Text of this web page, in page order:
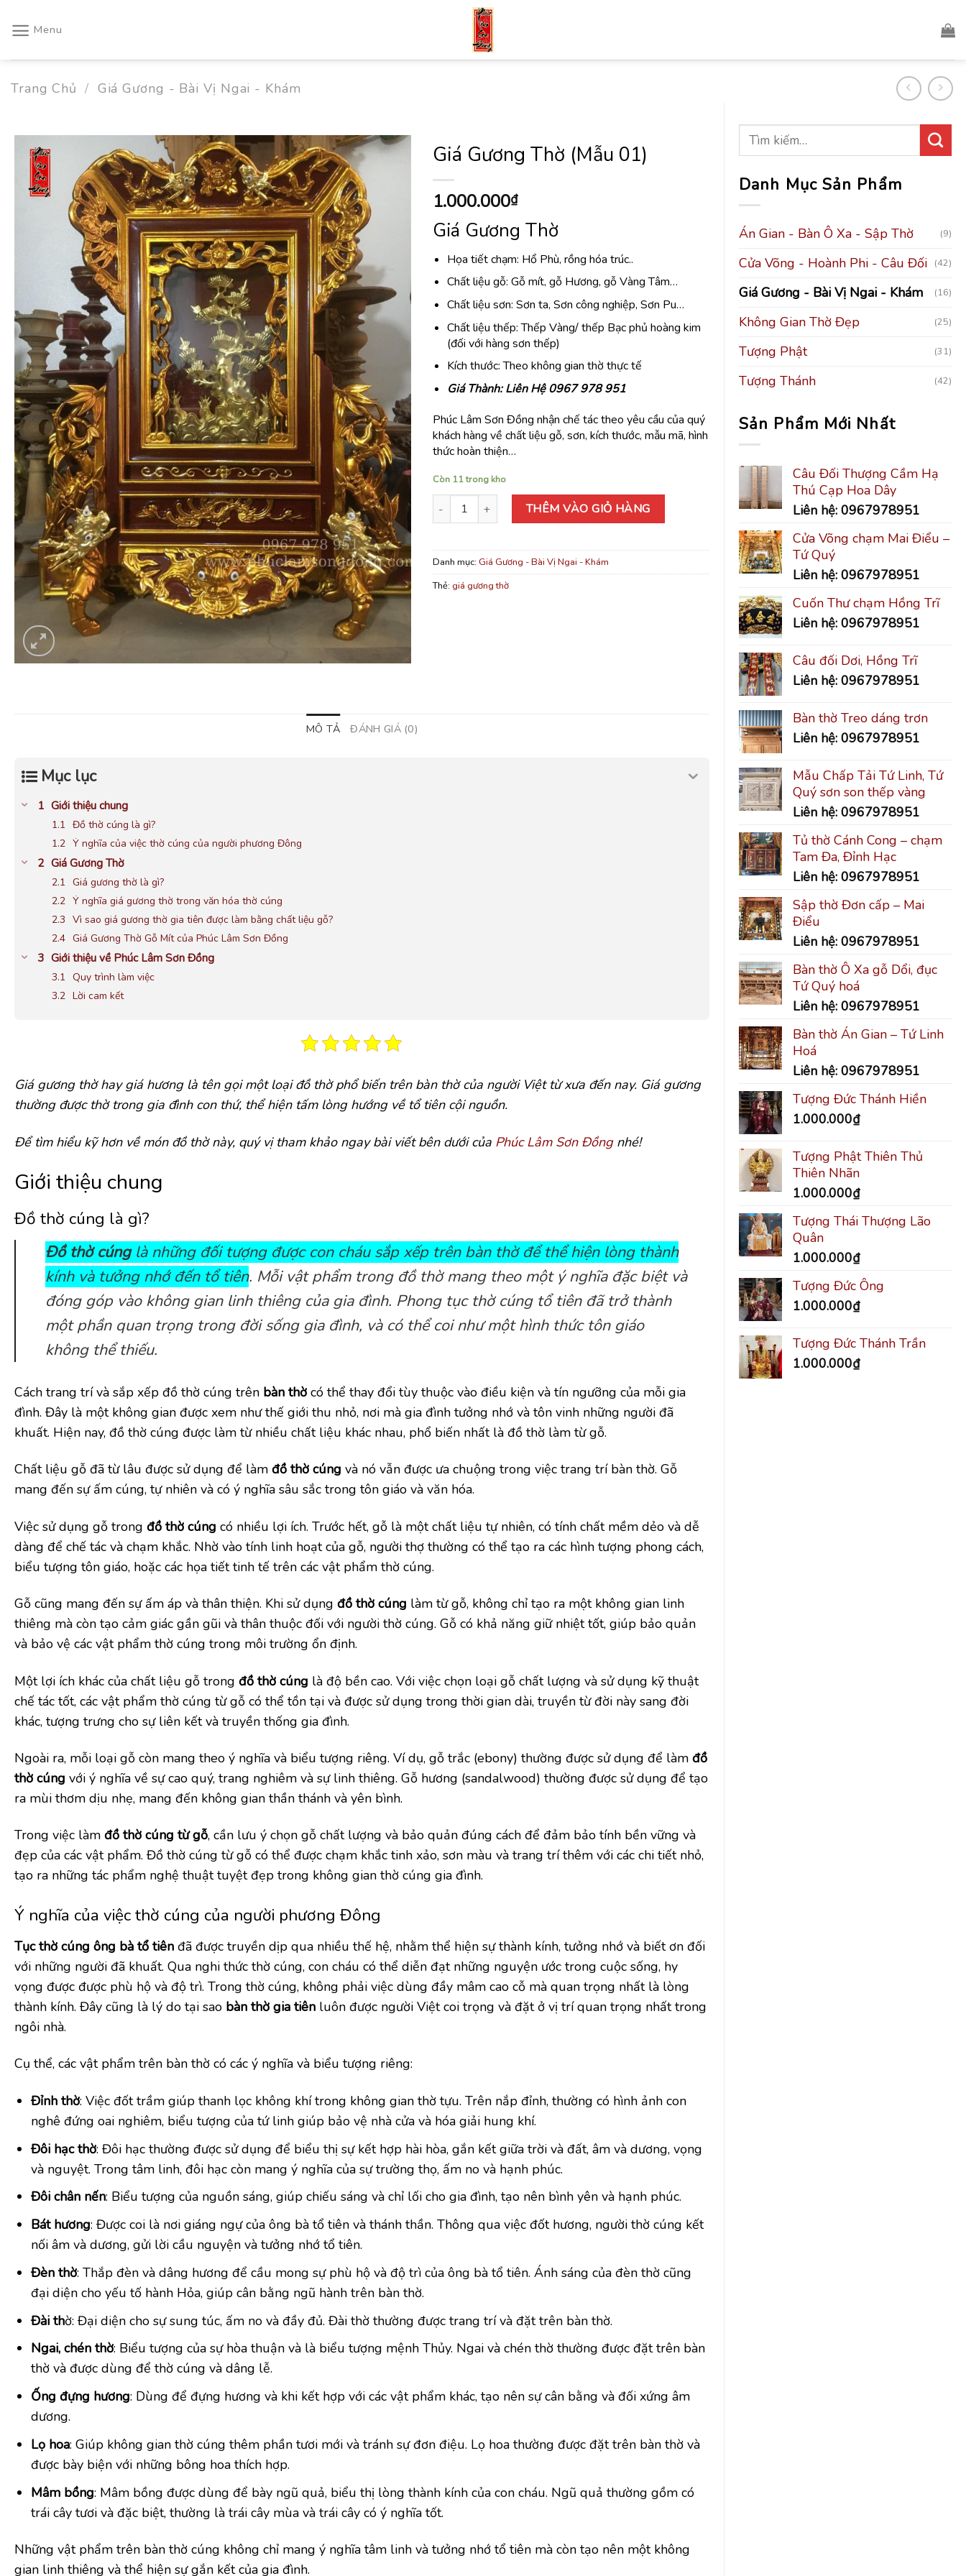
Menu
Trang Chủ / Giá Gương - Bài Vị Ngai - Khám
Danh Mục Sản Phẩm
Án Gian - Bàn Ô Xa - Sập Thờ (9)
Cửa Võng - Hoành Phi - Câu Đối (42)
Giá Gương - Bài Vị Ngai - Khám (16)
Không Gian Thờ Đẹp (25)
Tượng Phật (31)
Tượng Thánh (42)
Sản Phẩm Mới Nhất
Câu Đối Thượng Cầm Hạ
Thú Cạp Hoa Dây
Liên hệ: 0967978951
Cửa Võng chạm Mai Điểu –
Tứ Quý
Liên hệ: 0967978951
Cuốn Thư chạm Hồng Trĩ
Liên hệ: 0967978951
Câu đối Dơi, Hồng Trĩ
Liên hệ: 0967978951
Bàn thờ Treo dáng trơn
Liên hệ: 0967978951
Mẫu Chấp Tải Tứ Linh, Tứ
Quý sơn son thếp vàng
Liên hệ: 0967978951
Tủ thờ Cánh Cong – chạm
Tam Đa, Đỉnh Hạc
Liên hệ: 0967978951
Sập thờ Đơn cấp – Mai
Điểu
Liên hệ: 0967978951
Bàn thờ Ô Xa gỗ Dổi, đục
Tứ Quý hoá
Liên hệ: 0967978951
Bàn thờ Án Gian – Tứ Linh
Hoá
Liên hệ: 0967978951
Tượng Đức Thánh Hiền
1.000.000₫
Tượng Phật Thiên Thủ
Thiên Nhãn
1.000.000₫
Tượng Thái Thượng Lão
Quân
1.000.000₫
Tượng Đức Ông
1.000.000₫
Tượng Đức Thánh Trần
1.000.000₫
Giá Gương Thờ (Mẫu 01)
1.000.000₫
Giá Gương Thờ
Họa tiết chạm: Hổ Phù, rồng hóa trúc..
Chất liệu gỗ: Gỗ mít, gỗ Hương, gỗ Vàng Tâm…
Chất liệu sơn: Sơn ta, Sơn công nghiệp, Sơn Pu…
Chất liệu thếp: Thếp Vàng/ thếp Bạc phủ hoàng kim
(đối với hàng sơn thếp)
Kích thước: Theo không gian thờ thực tế
Giá Thành: Liên Hệ 0967 978 951
Phúc Lâm Sơn Đồng nhận chế tác theo yêu cầu của quý
khách hàng về chất liệu gỗ, sơn, kích thước, mẫu mã, hình
thức hoàn thiện…
Còn 11 trong kho
Giá Gương Thờ (Mẫu 01) số lượngTHÊM VÀO GIỎ HÀNG
Danh mục: Giá Gương - Bài Vị Ngai - Khám
Thẻ: giá gương thờ
MÔ TẢ ĐÁNH GIÁ (0)
Mục lục
Giới thiệu chung
Đồ thờ cúng là gì?
Ý nghĩa của việc thờ cúng của người phương Đông
Giá Gương Thờ
Giá gương thờ là gì?
Ý nghĩa giá gương thờ trong văn hóa thờ cúng
Vì sao giá gương thờ gia tiên được làm bằng chất liệu gỗ?
Giá Gương Thờ Gỗ Mít của Phúc Lâm Sơn Đồng
Giới thiệu về Phúc Lâm Sơn Đồng
Quy trình làm việc
Lời cam kết
Giá gương thờ hay giá hương là tên gọi một loại đồ thờ phổ biến trên bàn thờ của người Việt từ xưa đến nay. Giá gương
thường được thờ trong gia đình con thứ, thể hiện tấm lòng hướng về tổ tiên cội nguồn.
Để tìm hiểu kỹ hơn về món đồ thờ này, quý vị tham khảo ngay bài viết bên dưới của Phúc Lâm Sơn Đồngnhé!
Giới thiệu chung
Đồ thờ cúng là gì?
Đồ thờ cúnglà những đối tượng được con cháu sắp xếp trên bàn thờ để thể hiện lòng thành
kính và tưởng nhớ đến tổ tiên. Mỗi vật phẩm trong đồ thờ mang theo một ý nghĩa đặc biệt và
đóng góp vào không gian linh thiêng của gia đình. Phong tục thờ cúng tổ tiên đã trở thành
một phần quan trọng trong đời sống gia đình, và có thể coi như một hình thức tôn giáo
không thể thiếu.
Cách trang trí và sắp xếp đồ thờ cúng trên bàn thờ có thể thay đổi tùy thuộc vào điều kiện và tín ngưỡng của mỗi gia
đình. Đây là một không gian được xem như thế giới thu nhỏ, nơi mà gia đình tưởng nhớ và tôn vinh những người đã
khuất. Hiện nay, đồ thờ cúng được làm từ nhiều chất liệu khác nhau, phổ biến nhất là đồ thờ làm từ gỗ.
Chất liệu gỗ đã từ lâu được sử dụng để làm đồ thờ cúng và nó vẫn được ưa chuộng trong việc trang trí bàn thờ. Gỗ
mang đến sự ấm cúng, tự nhiên và có ý nghĩa sâu sắc trong tôn giáo và văn hóa.
Việc sử dụng gỗ trong đồ thờ cúng có nhiều lợi ích. Trước hết, gỗ là một chất liệu tự nhiên, có tính chất mềm dẻo và dễ
dàng để chế tác và chạm khắc. Nhờ vào tính linh hoạt của gỗ, người thợ thường có thể tạo ra các hình tượng phong cách,
biểu tượng tôn giáo, hoặc các họa tiết tinh tế trên các vật phẩm thờ cúng.
Gỗ cũng mang đến sự ấm áp và thân thiện. Khi sử dụng đồ thờ cúng làm từ gỗ, không chỉ tạo ra một không gian linh
thiêng mà còn tạo cảm giác gần gũi và thân thuộc đối với người thờ cúng. Gỗ có khả năng giữ nhiệt tốt, giúp bảo quản
và bảo vệ các vật phẩm thờ cúng trong môi trường ổn định.
Một lợi ích khác của chất liệu gỗ trong đồ thờ cúng là độ bền cao. Với việc chọn loại gỗ chất lượng và sử dụng kỹ thuật
chế tác tốt, các vật phẩm thờ cúng từ gỗ có thể tồn tại và được sử dụng trong thời gian dài, truyền từ đời này sang đời
khác, tượng trưng cho sự liên kết và truyền thống gia đình.
Ngoài ra, mỗi loại gỗ còn mang theo ý nghĩa và biểu tượng riêng. Ví dụ, gỗ trắc (ebony) thường được sử dụng để làm đồ
thờ cúng với ý nghĩa về sự cao quý, trang nghiêm và sự linh thiêng. Gỗ hương (sandalwood) thường được sử dụng để tạo
ra mùi thơm dịu nhẹ, mang đến không gian thần thánh và yên bình.
Trong việc làm đồ thờ cúng từ gỗ, cần lưu ý chọn gỗ chất lượng và bảo quản đúng cách để đảm bảo tính bền vững và
đẹp của các vật phẩm. Đồ thờ cúng từ gỗ có thể được chạm khắc tinh xảo, sơn màu và trang trí thêm với các chi tiết nhỏ,
tạo ra những tác phẩm nghệ thuật tuyệt đẹp trong không gian thờ cúng gia đình.
Ý nghĩa của việc thờ cúng của người phương Đông
Tục thờ cúng ông bà tổ tiên đã được truyền dịp qua nhiều thế hệ, nhằm thể hiện sự thành kính, tưởng nhớ và biết ơn đối
với những người đã khuất. Qua nghi thức thờ cúng, con cháu có thể diễn đạt những nguyện ước trong cuộc sống, hy
vọng được được phù hộ và độ trì. Trong thờ cúng, không phải việc dùng đầy mâm cao cỗ mà quan trọng nhất là lòng
thành kính. Đây cũng là lý do tại sao bàn thờ gia tiên luôn được người Việt coi trọng và đặt ở vị trí quan trọng nhất trong
ngôi nhà.
Cụ thể, các vật phẩm trên bàn thờ có các ý nghĩa và biểu tượng riêng:
Đỉnh thờ: Việc đốt trầm giúp thanh lọc không khí trong không gian thờ tựu. Trên nắp đỉnh, thường có hình ảnh con
nghê đứng oai nghiêm, biểu tượng của tứ linh giúp bảo vệ nhà cửa và hóa giải hung khí.
Đôi hạc thờ: Đôi hạc thường được sử dụng để biểu thị sự kết hợp hài hòa, gắn kết giữa trời và đất, âm và dương, vọng
và nguyệt. Trong tâm linh, đôi hạc còn mang ý nghĩa của sự trường thọ, ấm no và hạnh phúc.
Đôi chân nến: Biểu tượng của nguồn sáng, giúp chiếu sáng và chỉ lối cho gia đình, tạo nên bình yên và hạnh phúc.
Bát hương: Được coi là nơi giáng ngự của ông bà tổ tiên và thánh thần. Thông qua việc đốt hương, người thờ cúng kết
nối âm và dương, gửi lời cầu nguyện và tưởng nhớ tổ tiên.
Đèn thờ: Thắp đèn và dâng hương để cầu mong sự phù hộ và độ trì của ông bà tổ tiên. Ánh sáng của đèn thờ cũng
đại diện cho yếu tố hành Hỏa, giúp cân bằng ngũ hành trên bàn thờ.
Đài thờ: Đại diện cho sự sung túc, ấm no và đầy đủ. Đài thờ thường được trang trí và đặt trên bàn thờ.
Ngai, chén thờ: Biểu tượng của sự hòa thuận và là biểu tượng mệnh Thủy. Ngai và chén thờ thường được đặt trên bàn
thờ và được dùng để thờ cúng và dâng lễ.
Ống đựng hương: Dùng để đựng hương và khi kết hợp với các vật phẩm khác, tạo nên sự cân bằng và đối xứng âm
dương.
Lọ hoa: Giúp không gian thờ cúng thêm phần tươi mới và tránh sự đơn điệu. Lọ hoa thường được đặt trên bàn thờ và
được bày biện với những bông hoa thích hợp.
Mâm bồng: Mâm bồng được dùng để bày ngũ quả, biểu thị lòng thành kính của con cháu. Ngũ quả thường gồm có
trái cây tươi và đặc biệt, thường là trái cây mùa và trái cây có ý nghĩa tốt.
Những vật phẩm trên bàn thờ cúng không chỉ mang ý nghĩa tâm linh và tưởng nhớ tổ tiên mà còn tạo nên một không
gian linh thiêng và thể hiện sự gắn kết của gia đình.